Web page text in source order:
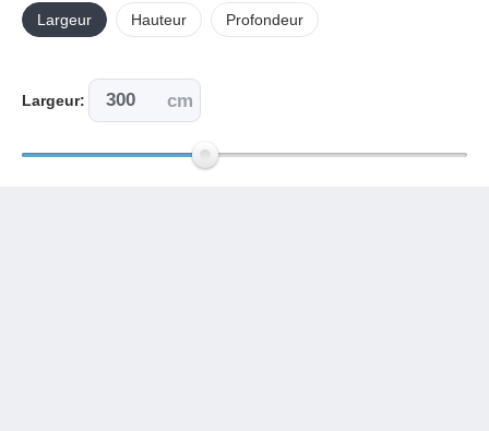
Largeur Hauteur Profondeur
Largeur: cm